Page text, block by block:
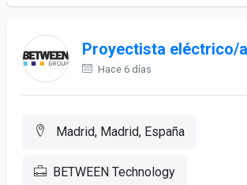
Proyectista eléctrico/
Hace 6 días
Madrid, Madrid, España
BETWEEN Technology